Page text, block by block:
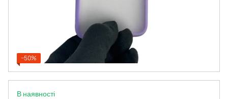
−50%
В наявності